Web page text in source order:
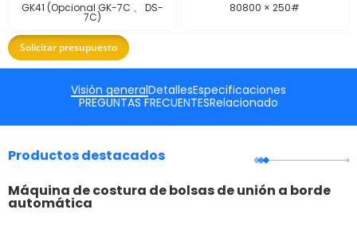
GK41 (Opcional GK-7C 、 DS-
7C)
80800 × 250#
Solicitar presupuesto
Visión generalDetallesEspecificaciones
PREGUNTAS FRECUENTESRelacionado
Productos destacados
Máquina de costura de bolsas de unión a borde
automática